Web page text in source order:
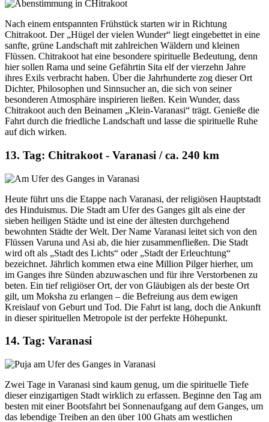
Nach einem entspannten Frühstück starten wir in Richtung
Chitrakoot. Der „Hügel der vielen Wunder“ liegt eingebettet in eine
sanfte, grüne Landschaft mit zahlreichen Wäldern und kleinen
Flüssen. Chitrakoot hat eine besondere spirituelle Bedeutung, denn
hier sollen Rama und seine Gefährtin Sita elf der vierzehn Jahre
ihres Exils verbracht haben. Über die Jahrhunderte zog dieser Ort
Dichter, Philosophen und Sinnsucher an, die sich von seiner
besonderen Atmosphäre inspirieren ließen. Kein Wunder, dass
Chitrakoot auch den Beinamen „Klein-Varanasi“ trägt. Genieße die
Fahrt durch die friedliche Landschaft und lasse die spirituelle Ruhe
auf dich wirken.
13. Tag: Chitrakoot - Varanasi / ca. 240 km
Heute führt uns die Etappe nach Varanasi, der religiösen Hauptstadt
des Hinduismus. Die Stadt am Ufer des Ganges gilt als eine der
sieben heiligen Städte und ist eine der ältesten durchgehend
bewohnten Städte der Welt. Der Name Varanasi leitet sich von den
Flüssen Varuna und Asi ab, die hier zusammenfließen. Die Stadt
wird oft als „Stadt des Lichts“ oder „Stadt der Erleuchtung“
bezeichnet. Jährlich kommen etwa eine Million Pilger hierher, um
im Ganges ihre Sünden abzuwaschen und für ihre Verstorbenen zu
beten. Ein tief religiöser Ort, der von Gläubigen als der beste Ort
gilt, um Moksha zu erlangen – die Befreiung aus dem ewigen
Kreislauf von Geburt und Tod. Die Fahrt ist lang, doch die Ankunft
in dieser spirituellen Metropole ist der perfekte Höhepunkt.
14. Tag: Varanasi
Zwei Tage in Varanasi sind kaum genug, um die spirituelle Tiefe
dieser einzigartigen Stadt wirklich zu erfassen. Beginne den Tag am
besten mit einer Bootsfahrt bei Sonnenaufgang auf dem Ganges, um
das lebendige Treiben an den über 100 Ghats am westlichen